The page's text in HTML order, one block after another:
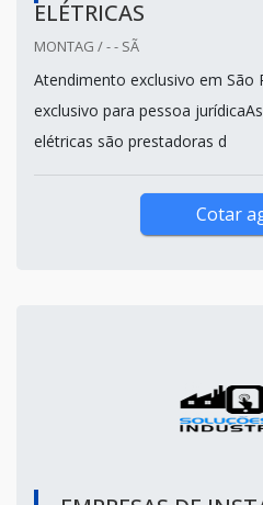
ELÉTRICAS
MONTAG / - - SÃ
Atendimento exclusivo em São
exclusivo para pessoa
elétricas são prestadoras d
Cotar